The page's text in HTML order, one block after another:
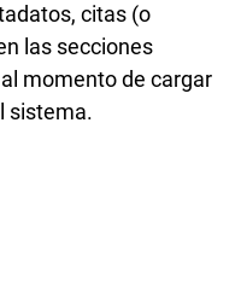
citas (o
las secciones
momento de cargar
sistema.